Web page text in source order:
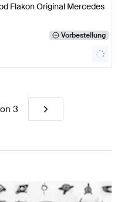
Flakon Original Mercedes
Vorbestellung
3